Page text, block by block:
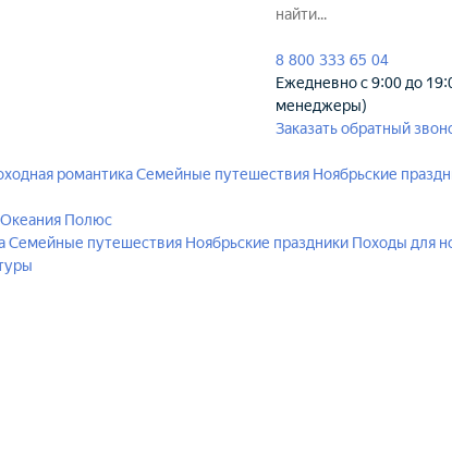
8 800 333 65 04
Ежедневно с 9:00 до
менеджеры)
Заказать обратный
романтикаСемейные путешествия Ноябрьские
Океания Полюс
Семейные путешествия Ноябрьские праздники Походы для